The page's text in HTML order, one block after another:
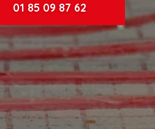
01 85 09 87 62